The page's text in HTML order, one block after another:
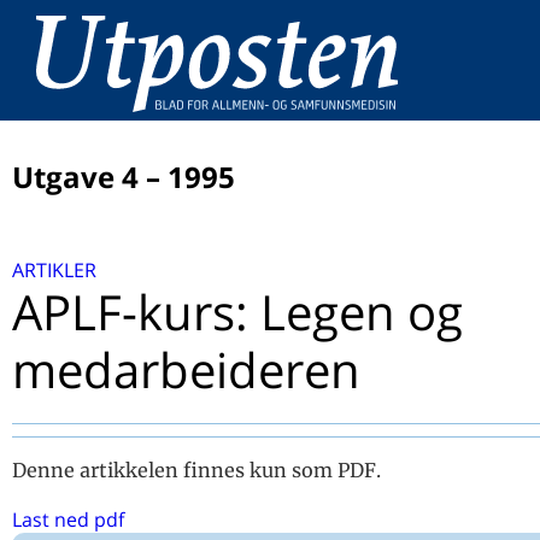
Utgave 4 – 1995
Leder: Det empatiske imperativ mellom omsorg og
Utposten på internet
Hur kan man studera patient-läkarrelationen och vad
man fram?
Sykdomsdefinisjonen - et moralsk anliggende
Asymptomatisk bakteriuri hos gravide skal oppdagast,
behandlast og kontrollerast!
Mellom omsorg og risiko
ARTIKLER
APLF-kurs: Legen og
medarbeideren
Denne artikkelen finnes kun som PDF.
Last ned pdf